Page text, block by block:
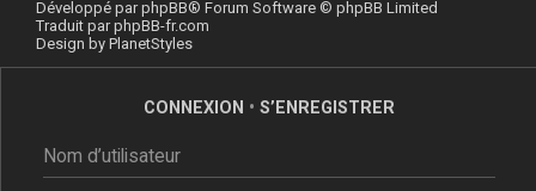
Développé parphpBB® Forum Software © phpBB Limited
Traduit parphpBB-fr.com
Design by PlanetStyles
CONNEXION • S’ENREGISTRER